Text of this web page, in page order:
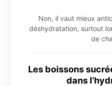
Non, il vaut mieux
déshydratation, surtout
de
Les boissons
dans